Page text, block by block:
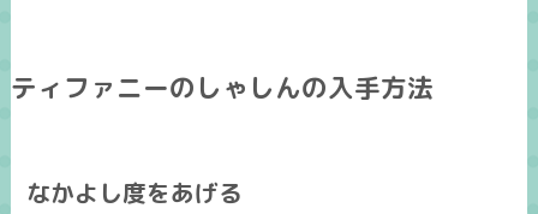
ティファニーのしゃしんの入手方法
なかよし度をあげる